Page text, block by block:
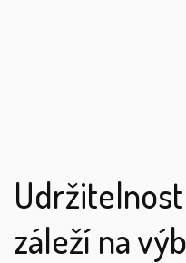
záleží na